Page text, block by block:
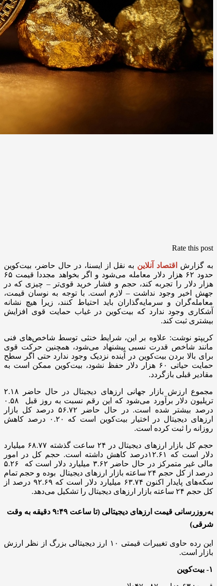
Rate this post
به گزارش اقتصاد آنلاین به نقل از ایسنا، در حال حاضر، بیت‌کوین
حدود ۶۲ هزار دلار معامله می‌شود و اگر بخواهد مجددا قیمت ۶۵
هزار دلار را تجربه کند، حجم و فشار خرید قوی‌تر – چیزی که در
جهش اخیر وجود نداشت – لازم است. با توجه به نوسان قیمت،
معامله‌گران و سرمایه‌گذاران باید احتیاط کنند، زیرا هیچ نشانه
آشکاری وجود ندارد که بیت‌کوین در غیاب حمایت قوی افزایش
بیشتری ثبت کند.
کریپتو نوشت: علاوه بر این، شرایط خنثی توسط شاخص‌های فنی
مانند شاخص قدرت نسبی پیشنهاد می‌شود، همچنین حرکت قوی
برای بالا بردن بیت‌کوین در آینده نزدیک وجود ندارد حتی اگر سطح
حمایت حیاتی ۶۰ هزار دلار حفظ نشود، بیت‌کوین ممکن است به
مقادیر قبلی بازگردد.
مجموع ارزش بازار جهانی ارزهای دیجیتال در حال حاضر ۲.۱۸
تریلیون دلار برآورد می‌شود که این رقم نسبت به روز قبل ۰.۵۸
درصد بیشتر شده است. در حال حاضر ۵۶.۷۲ درصد کل بازار
ارزهای دیجیتال در اختیار بیت‌کوین است که ۰.۲۰ درصد کاهش
روزانه را ثبت کرده است.
حجم کل بازار ارزهای دیجیتال در ۲۴ ساعت گذشته ۶۸.۷۷ میلیارد
دلار است که ۱۲.۶۱درصد کاهش داشته است. حجم کل در امور
مالی غیر متمرکز در حال حاضر ۳.۶۲ میلیارد دلار است که ۵.۲۶
درصد از کل حجم ۲۴ ساعته بازار ارزهای دیجیتال بوده و حجم تمام
سکه‌های پایدار اکنون ۶۳.۷۴ میلیارد دلار است که ۹۲.۶۹ درصد از
کل حجم ۲۴ ساعته بازار ارزهای دیجیتال را تشکیل می‌دهد.
به‌روزرسانی قیمت ارزهای دیجیتالی (تا ساعت ۹:۴۹ دقیقه به وقت
شرقی)
این رده حاوی تغییرات قیمتی ۱۰ ارز دیجیتالی بزرگ از نظر ارزش
بازار است.
۱- بیت‌کوین